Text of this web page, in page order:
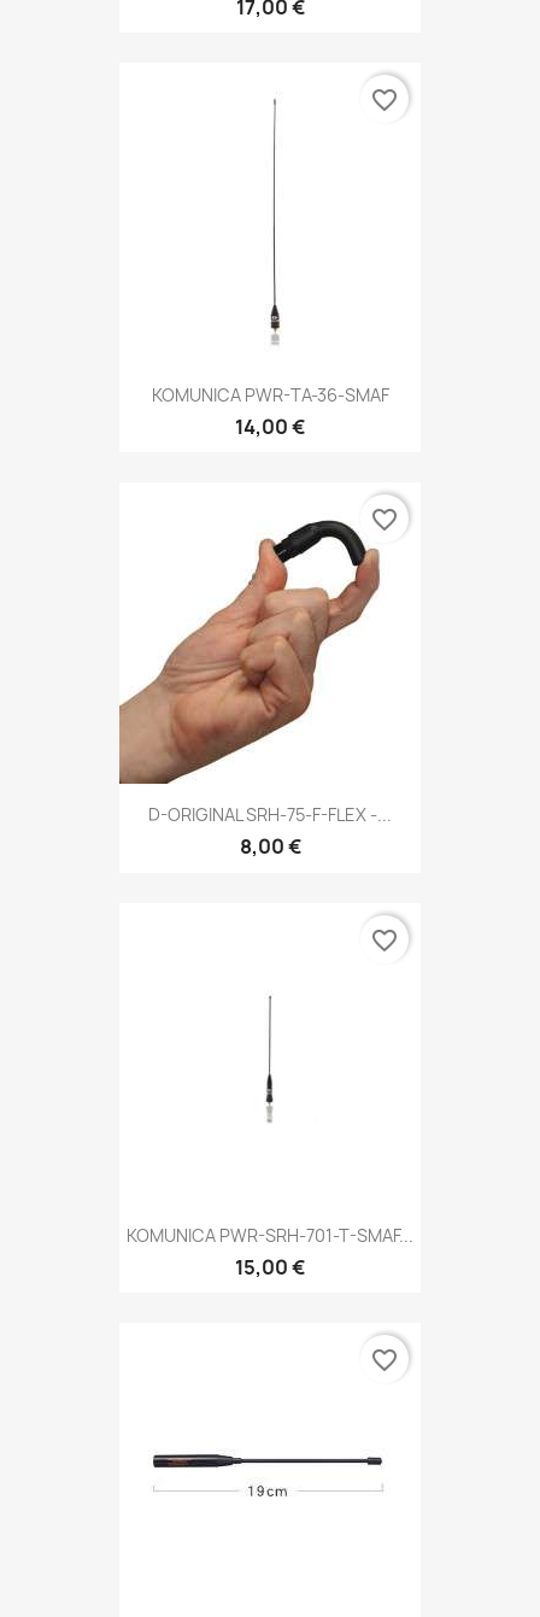
17,00 €
KOMUNICA PWR-TA-36-SMAF
14,00 €
favorite_border
D-ORIGINAL SRH-75-F-FLEX -...
8,00 €
favorite_border
KOMUNICA PWR-SRH-701-T-SMAF...
15,00 €
favorite_border
favorite_border